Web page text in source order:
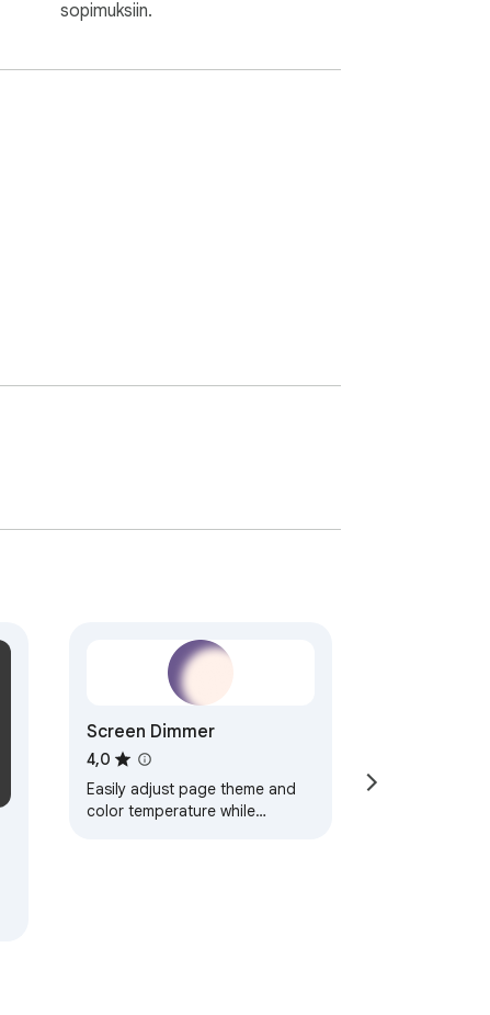
sopimuksiin.
Screen Dimmer
4,0
Easily adjust page theme and
color temperature while